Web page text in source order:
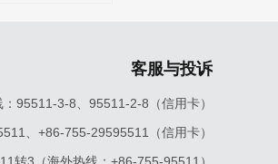
客服与投诉
95511-3-8、95511-2-8（信用卡）
、+86-755-29595511（信用卡）